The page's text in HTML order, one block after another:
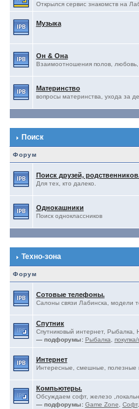
Открылся сервис знакомств на
Музыка
Он & Она
Взаимоотношения полов, любовь,
Материнство
вопросы материнства, ухода за
Поиск
Форум
Поиск друзей,
Для тех, кто далеко.
Однокашники
Поиск одноклассников
Техно-зона
Форум
Сотовые телефоны.
Салоны связи Лабинска, модели
Спутник
Спутниковый интернет, Рыбалка,
— подфорумы: Рыбалка
Интернет
Интересные, смешные, полезные
Компьютеры.
Обсуждаем софт, железо
— подфорумы: Game Zone Софт,